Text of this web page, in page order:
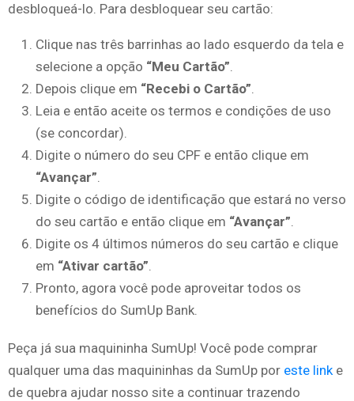
desbloqueá-lo. Para desbloquear seu cartão:
Clique nas três barrinhas ao lado esquerdo da tela e
selecione a opção “Meu Cartão”.
Depois clique em “Recebi o Cartão”.
Leia e então aceite os termos e condições de uso
(se concordar).
Digite o número do seu CPF e então clique em
“Avançar”.
Digite o código de identificação que estará no verso
do seu cartão e então clique em “Avançar”.
Digite os 4 últimos números do seu cartão e clique
em “Ativar cartão”.
Pronto, agora você pode aproveitar todos os
benefícios do SumUp Bank.
Peça já sua maquininha SumUp! Você pode comprar
qualquer uma das maquininhas da SumUp por este linke
de quebra ajudar nosso site a continuar trazendo